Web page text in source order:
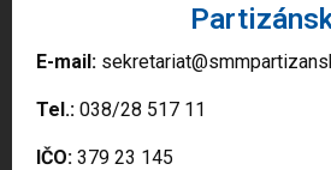
E-mail:
Tel.: 038/28 517 11
IČO: 379 23 145